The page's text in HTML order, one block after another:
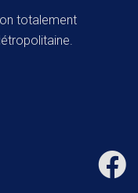
totalement